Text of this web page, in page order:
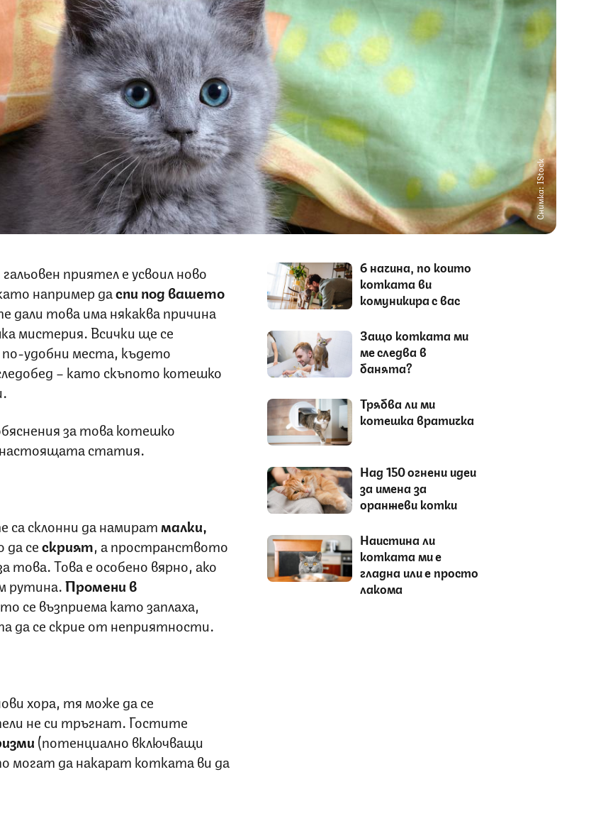
Снимка: IStock
приятел е усвоил ново
например даспи под вашето
дали това има някаква причина
мистерия. Всички ще се
по-удобни места, където
– като скъпото котешко
за това котешко
статия.
склонни да намиратмалки,
да сескрият, а пространството
това. Това е особено вярно, ако
рутина.Промени в
се възприема като заплаха,
да се скрие от неприятности.
хора, тя може да се
не си тръгнат. Гостите
(потенциално включващи
могат да накарат котката ви да
6 начина, по които
котката ви
комуникира с вас
Защо котката ми
ме следва в
банята?
Трябва ли ми
котешка вратичка
Над 150 огнени идеи
за имена за
оранжеви котки
Наистина ли
котката ми е
гладна или е просто
лакома